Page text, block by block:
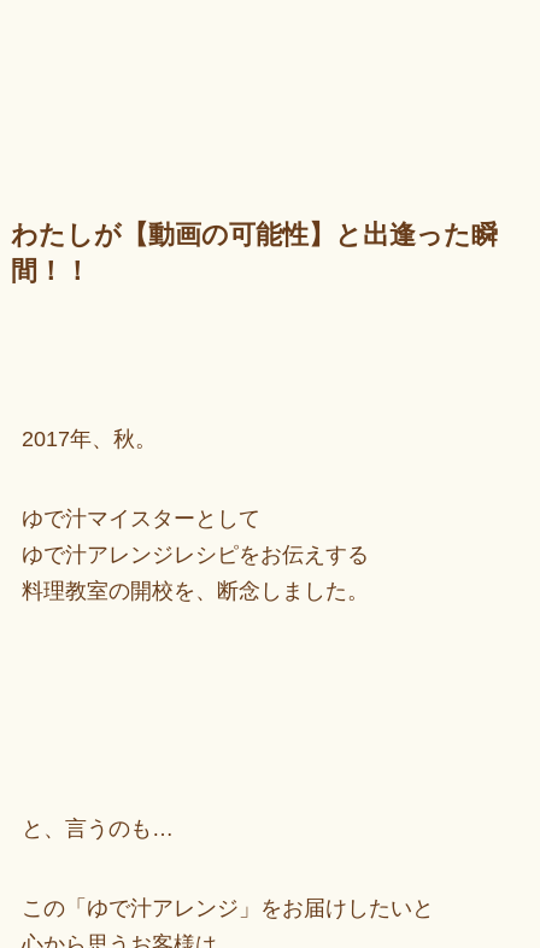
わたしが【動画の可能性】と出逢った瞬
間！！
2017年、秋。
ゆで汁マイスターとして
ゆで汁アレンジレシピをお伝えする
料理教室の開校を、断念しました。
と、言うのも…
この「ゆで汁アレンジ」をお届けしたいと